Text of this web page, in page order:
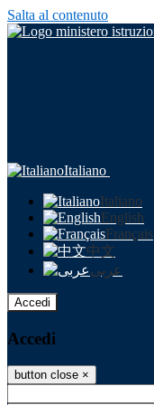
Salta al contenuto
Italiano
Italiano
English
Français
中文
عربى
Accedi
Accedi
button close ×